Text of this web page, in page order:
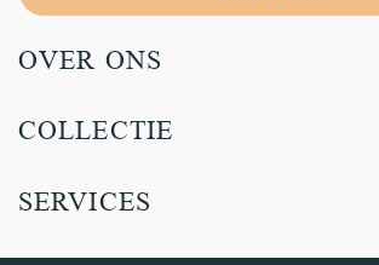
OVER ONS
COLLECTIE
SERVICES